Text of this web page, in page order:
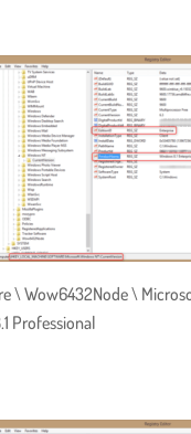
\ Wow6432Node \
Professional